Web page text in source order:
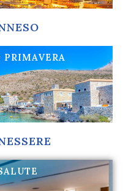
piú
di sorpese
piú
e massaggi